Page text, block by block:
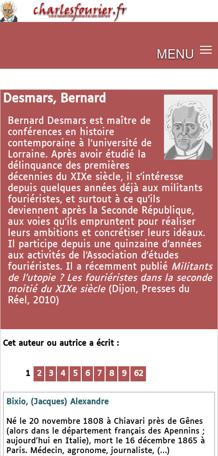
MENU
Desmars, Bernard
Bernard Desmars est maître de
conférences en histoire
contemporaine à l’université de
Lorraine. Après avoir étudié la
délinquance des premières
décennies du XIXe siècle, il s’intéresse
depuis quelques années déjà aux militants
fouriéristes, et surtout à ce qu’ils
deviennent après la Seconde République,
aux voies qu’ils empruntent pour réaliser
leurs ambitions et concrétiser leurs idéaux.
Il participe depuis une quinzaine d’années
aux activités de l’Association d’études
fouriéristes. Il a récemment publié Militants
de l’utopie ? Les fouriéristes dans la seconde
moitié du XIXe siècle(Dijon, Presses du
Réel, 2010)
Cet auteur ou autrice a écrit :
1 2 3 4 5 6 7 8 9 62
Bixio, (Jacques) Alexandre
Né le 20 novembre 1808 à Chiavari près de Gênes
(alors dans le département français des Apennins ;
aujourd’hui en Italie), mort le 16 décembre 1865 à
Paris. Médecin, agronome, journaliste, (…)